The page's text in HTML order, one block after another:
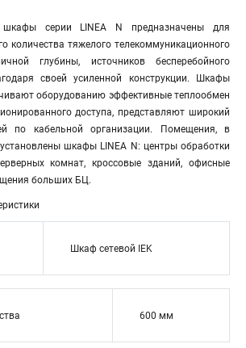
серии LINEA N предназначены для
количества тяжелого телекоммуникационного
глубины, источников бесперебойного
своей усиленной конструкции. Шкафы
оборудованию эффективные теплообмен
доступа, представляют широкий
по кабельной организации. Помещения, в
шкафы LINEA N: центры обработки
комнат, кроссовые зданий, офисные
больших БЦ.
Шкаф сетевой IEK
600 мм